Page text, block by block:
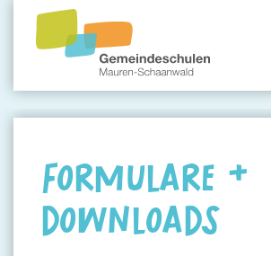
Gemeindeschule
Angebote
FORMULARE &
DOWNLOADS